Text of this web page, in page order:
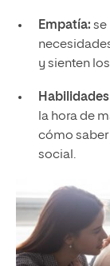
Empatía: se
y sienten
la hora de
cómo
social.